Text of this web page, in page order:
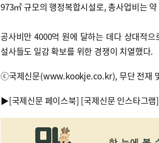
973㎡ 규모의 행정복합시설로, 총사업비는
공사비만 4000억 원에 달하는 데다 상대적
설사들도 일감 확보를 위한 경쟁이 치열했다.
ⓒ국제신문(www.kookje.co.kr), 무단 전재
▶[국제신문 페이스북] [국제신문 인스타그램]